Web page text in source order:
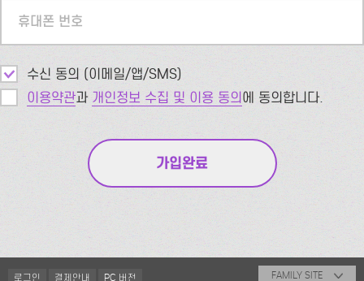
휴대폰 번호
수신 동의 (이메일/앱/SMS)
이용약관과 개인정보 수집 및 이용 동의에 동의합니다.
로그인 결제안내 PC 버전 FAMILY SITE